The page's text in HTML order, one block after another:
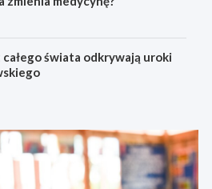
całego świata odkrywają uroki